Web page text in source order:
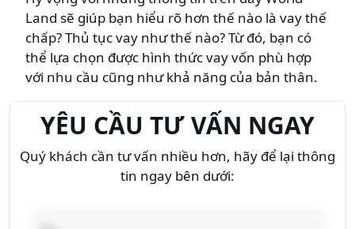
Land sẽ giúp bạn hiểu rõ hơn thế nào là vay thế
chấp? Thủ tục vay như thế nào? Từ đó, bạn có
thể lựa chọn được hình thức vay vốn phù hợp
với nhu cầu cũng như khả năng của bản thân.
YÊU CẦU TƯ VẤN NGAY
Quý khách cần tư vấn nhiều hơn, hãy để lại thông
tin ngay bên dưới: